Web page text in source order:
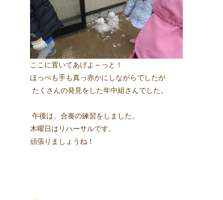
ここに置いてあげよ～っと！
ほっぺも手も真っ赤かにしながらでしたが
たくさんの発見をした年中組さんでした。
午後は、合奏の練習をしました。
木曜日はリハーサルです。
頑張りましょうね！